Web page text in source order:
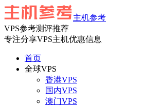
主机参考
VPS参考测评推荐
专注分享VPS主机优惠信息
首页
全球VPS
香港VPS
国内VPS
澳门VPS